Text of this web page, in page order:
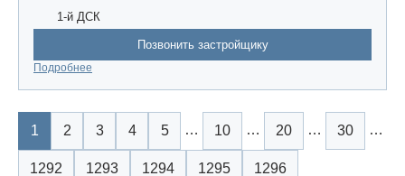
1-й ДСК
Позвонить застройщику
Подробнее
1 2 3 4 5 … 10 … 20 … 30 …
1292 1293 1294 1295 1296